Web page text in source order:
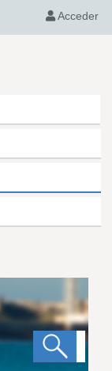
Acceder